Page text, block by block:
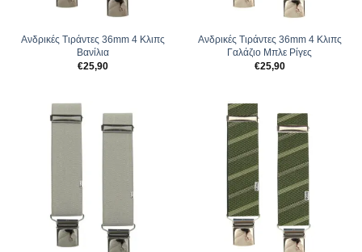
Ανδρικές Tιράντες 36mm 4 Κλιπς
Βανίλια
€25,90
Ανδρικές Tιράντες 36mm 4 Κλιπς
Γαλάζιο Μπλε Ρίγες
€25,90